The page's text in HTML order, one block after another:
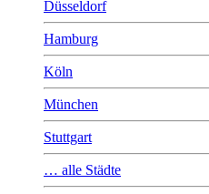
Düsseldorf
Hamburg
Köln
München
Stuttgart
… alle Städte